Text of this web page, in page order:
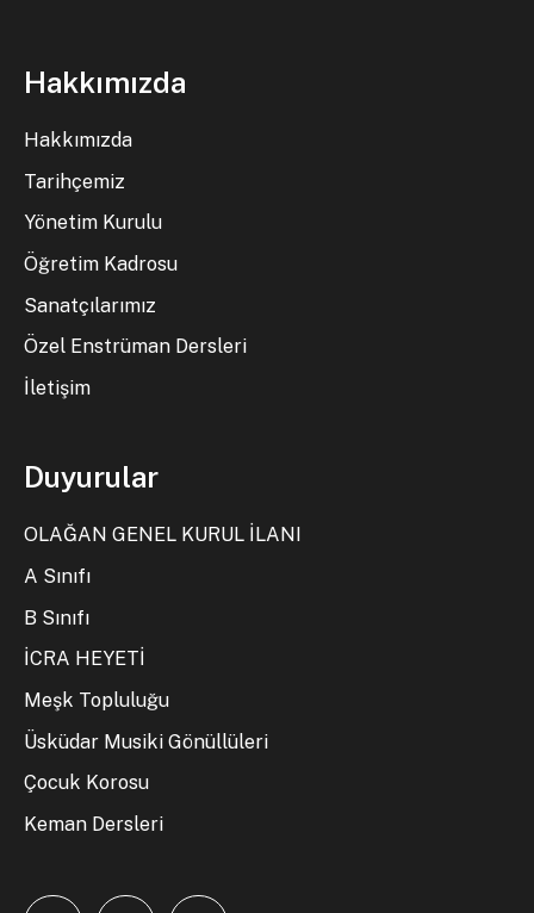
Hakkımızda
Hakkımızda
Tarihçemiz
Yönetim Kurulu
Öğretim Kadrosu
Sanatçılarımız
Özel Enstrüman Dersleri
İletişim
Duyurular
OLAĞAN GENEL KURUL İLANI
A Sınıfı
B Sınıfı
İCRA HEYETİ
Meşk Topluluğu
Üsküdar Musiki Gönüllüleri
Çocuk Korosu
Keman Dersleri